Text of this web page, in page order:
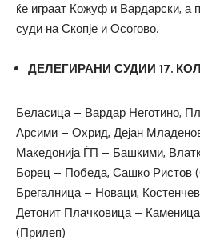
ќе играат Кожуф и Вардарски, а
суди на Скопје и Осогово.
ДЕЛЕГИРАНИ СУДИИ 17.
Беласица – Вардар Неготино,
Арсими – Охрид, Дејан
Македонија ЃП – Башкими,
Борец – Победа, Сашко Ристов
Брегалница – Новаци,
Детонит Плачковица –
(Прилеп)